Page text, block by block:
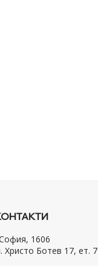
1606
Христо Ботев 17, ет. 7